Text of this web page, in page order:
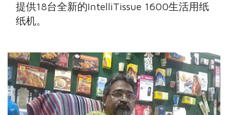
提供18台全新的IntelliTissue 1600生活用纸
纸机。